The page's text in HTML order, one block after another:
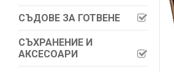
СЪДОВЕ ЗА ГОТВЕНЕ
СЪХРАНЕНИЕ И
АКСЕСОАРИ